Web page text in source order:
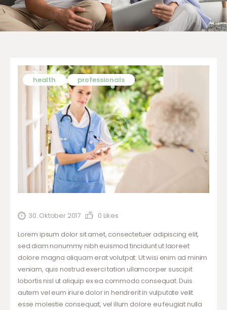
health professionals
30. Oktober 2017 0 Likes
Lorem ipsum dolor sit amet, consectetuer adipiscing elit,
sed diam nonummy nibh euismod tincidunt ut laoreet
dolore magna aliquam erat volutpat. Ut wisi enim ad minim
veniam, quis nostrud exerci tation ullamcorper suscipit
lobortis nisl ut aliquip ex ea commodo consequat. Duis
autem vel eum iriure dolor in hendrerit in vulputate velit
esse molestie consequat, vel illum dolore eu feugiat nulla